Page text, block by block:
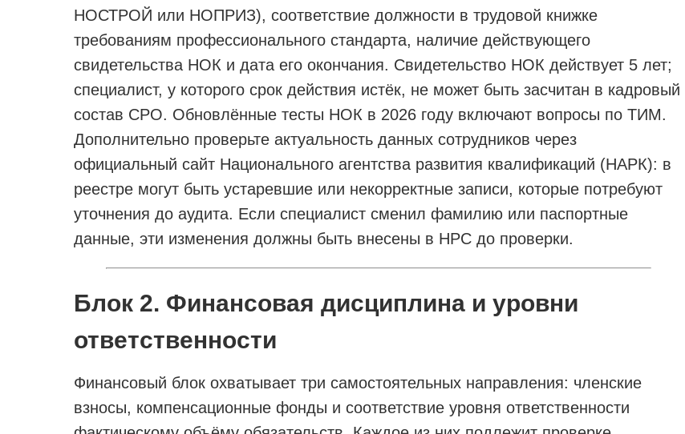
НОСТРОЙ или НОПРИЗ), соответствие должности в трудовой книжке
требованиям профессионального стандарта, наличие действующего
свидетельства НОК и дата его окончания. Свидетельство НОК действует 5 лет;
специалист, у которого срок действия истёк, не может быть засчитан в кадровый
состав СРО. Обновлённые тесты НОК в 2026 году включают вопросы по ТИМ.
Дополнительно проверьте актуальность данных сотрудников через
официальный сайт Национального агентства развития квалификаций (НАРК): в
реестре могут быть устаревшие или некорректные записи, которые потребуют
уточнения до аудита. Если специалист сменил фамилию или паспортные
данные, эти изменения должны быть внесены в НРС до проверки.
Блок 2. Финансовая дисциплина и уровни
ответственности
Финансовый блок охватывает три самостоятельных направления: членские
взносы, компенсационные фонды и соответствие уровня ответственности